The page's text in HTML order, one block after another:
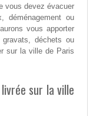
vous devez évacuer
déménagement ou
vous apporter
déchets ou
sur la ville de Paris
sur la ville